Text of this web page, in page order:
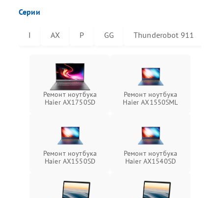
Серии
I AX P GG Thunderobot 911
Ремонт ноутбука
Haier AX1750SD
Ремонт ноутбука
Haier AX1550SML
Ремонт ноутбука
Haier AX1550SD
Ремонт ноутбука
Haier AX1540SD